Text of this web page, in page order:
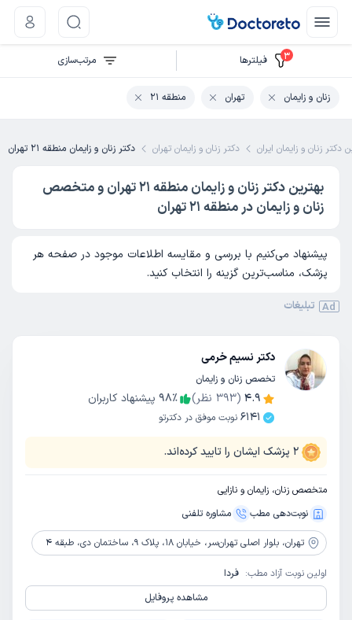
دکتر زنان و زایمان ایران دکتر زنان و زایمان تهران دکتر زنان و زایمان منطقه 21 تهران
بهترین دکتر زنان و زایمان منطقه 21 تهران و متخصص
زنان و زایمان در منطقه 21 تهران
پیشنهاد می‌کنیم با بررسی و مقایسه اطلاعات موجود در صفحه هر
پزشک، مناسب‌ترین گزینه را انتخاب کنید.
دکتر نسیم خرمی
تخصص زنان و زایمان
4.9
(
393 نظر) 98٪
پیشنهاد کاربران
6141 نوبت موفق در دکترتو
2 پزشک ایشان را تایید کرده‌اند.
متخصص زنان، زایمان و نازایی
نوبت‌دهی مطب
مشاوره‌ تلفنی
تهران، بلوار اصلی تهران‌سر، خیابان 18، پلاک 9، ساختمان دی، طبقه 4
اولین نوبت آزاد مطب: فردا
مشاهده پروفایل
Ad تبلیغات
3 فیلتر‌ها مرتب‌سازی
زنان و زایمان تهران منطقه 21